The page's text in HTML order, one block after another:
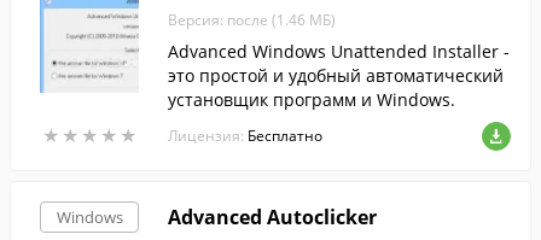
★ ★ ★ ★ ★
★ ★ ★ ★ ★
Версия: после (1.46 МБ)
Advanced Windows Unattended Installer -
это простой и удобный автоматический
установщик программ и Windows.
Лицензия: Бесплатно
Windows Advanced Autoclicker